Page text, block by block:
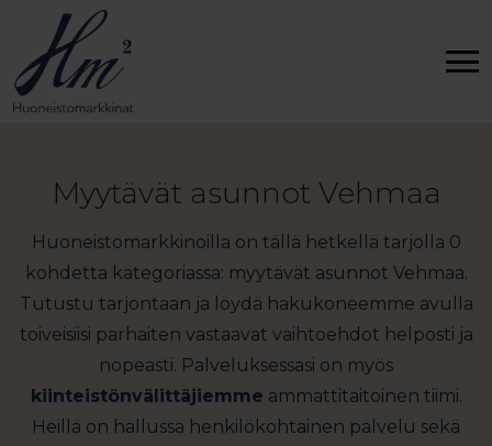
Myytävät asunnot Vehmaa
Huoneistomarkkinoilla on tällä hetkellä tarjolla 0
kohdetta kategoriassa: myytävät asunnot Vehmaa.
Tutustu tarjontaan ja löydä hakukoneemme avulla
toiveisiisi parhaiten vastaavat vaihtoehdot helposti ja
nopeasti. Palveluksessasi on myös
kiinteistönvälittäjiemme ammattitaitoinen tiimi.
Heillä on hallussa henkilökohtainen palvelu sekä